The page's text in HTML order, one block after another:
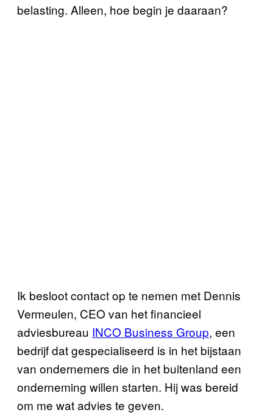
belasting. Alleen, hoe begin je daaraan?
Ik besloot contact op te nemen met Dennis
Vermeulen, CEO van het financieel
adviesbureau INCO Business Group, een
bedrijf dat gespecialiseerd is in het bijstaan
van ondernemers die in het buitenland een
onderneming willen starten. Hij was bereid
om me wat advies te geven.